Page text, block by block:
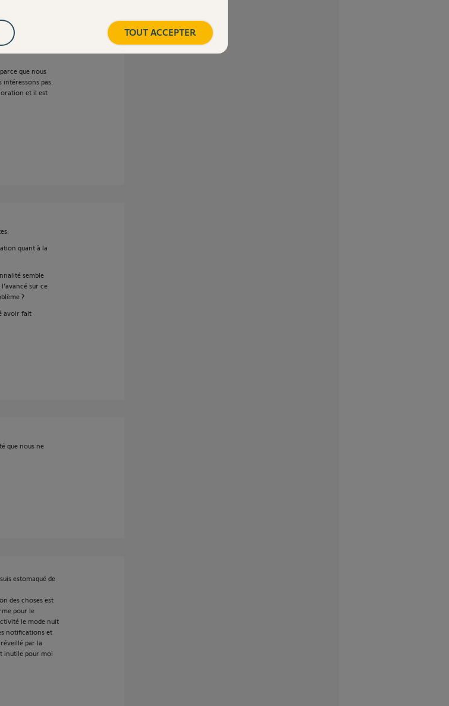
que nous
pas.
et il est
quant à la
semble
sur ce
?
avoir fait
que nous ne
estomaqué de
des choses est
pour le
le mode nuit
notifications et
par la
inutile pour moi
TOUT ACCEPTER